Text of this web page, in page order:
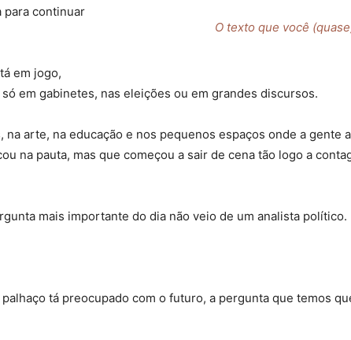
O texto que você
para continuar
em jogo,
em gabinetes, nas eleições ou em grandes discursos.
arte, na educação e nos pequenos espaços onde a gente
na pauta, mas que começou a sair de cena tão logo a
mais importante do dia não veio de um analista político.
tá preocupado com o futuro, a pergunta que temos